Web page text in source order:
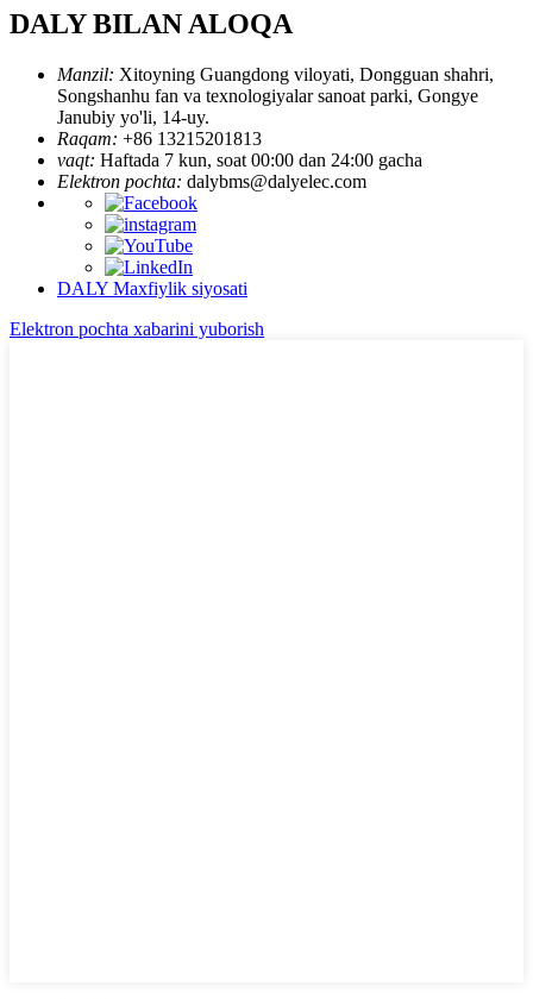
DALY BILAN ALOQA
Manzil: Xitoyning Guangdong viloyati, Dongguan shahri,
Songshanhu fan va texnologiyalar sanoat parki, Gongye
Janubiy yo'li, 14-uy.
Raqam: +86 13215201813
vaqt: Haftada 7 kun, soat 00:00 dan 24:00 gacha
Elektron pochta: dalybms@dalyelec.com
DALY Maxfiylik siyosati
Elektron pochta xabarini yuborish